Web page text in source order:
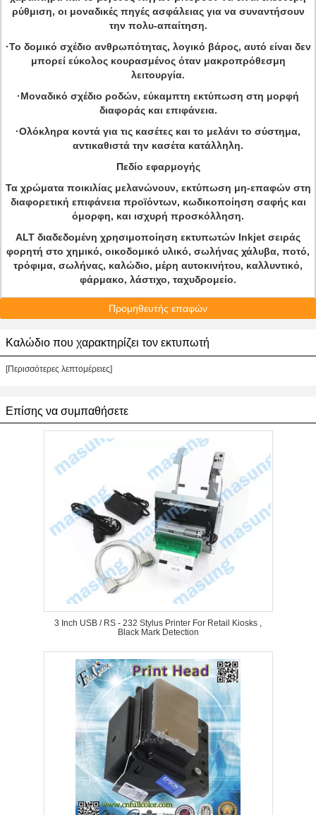
ρύθμιση, οι μοναδικές πηγές ασφάλειας για να συναντήσουν
την πολυ-απαίτηση.
·Το δομικό σχέδιο ανθρωπότητας, λογικό βάρος, αυτό είναι δεν
μπορεί εύκολος κουρασμένος όταν μακροπρόθεσμη
λειτουργία.
·Μοναδικό σχέδιο ροδών, εύκαμπτη εκτύπωση στη μορφή
διαφοράς και επιφάνεια.
·Ολόκληρα κοντά για τις κασέτες και το μελάνι το σύστημα,
αντικαθιστά την κασέτα κατάλληλη.
Πεδίο εφαρμογής
Τα χρώματα ποικιλίας μελανώνουν, εκτύπωση μη-επαφών στη
διαφορετική επιφάνεια προϊόντων, κωδικοποίηση σαφής και
όμορφη, και ισχυρή προσκόλληση.
ALT διαδεδομένη χρησιμοποίηση εκτυπωτών Inkjet σειράς
φορητή στο χημικό, οικοδομικό υλικό, σωλήνας χάλυβα, ποτό,
τρόφιμα, σωλήνας, καλώδιο, μέρη αυτοκινήτου, καλλυντικό,
φάρμακο, λάστιχο, ταχυδρομείο.
Προμηθευτής επαφών
Καλώδιο που χαρακτηρίζει τον εκτυπωτή
[Περισσότερες λεπτομέρειες]
Επίσης να συμπαθήσετε
3 Inch USB / RS - 232 Stylus Printer For Retail Kiosks ,
Black Mark Detection